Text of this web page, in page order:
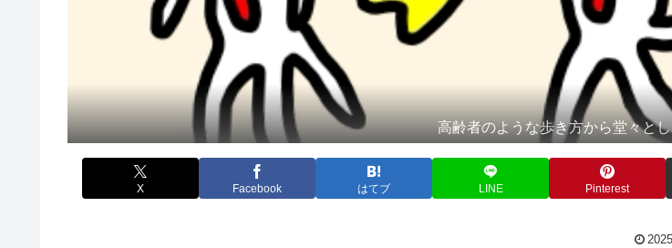
高齢者のような歩き方から堂々と
X Facebook はてブ LINE Pinterest